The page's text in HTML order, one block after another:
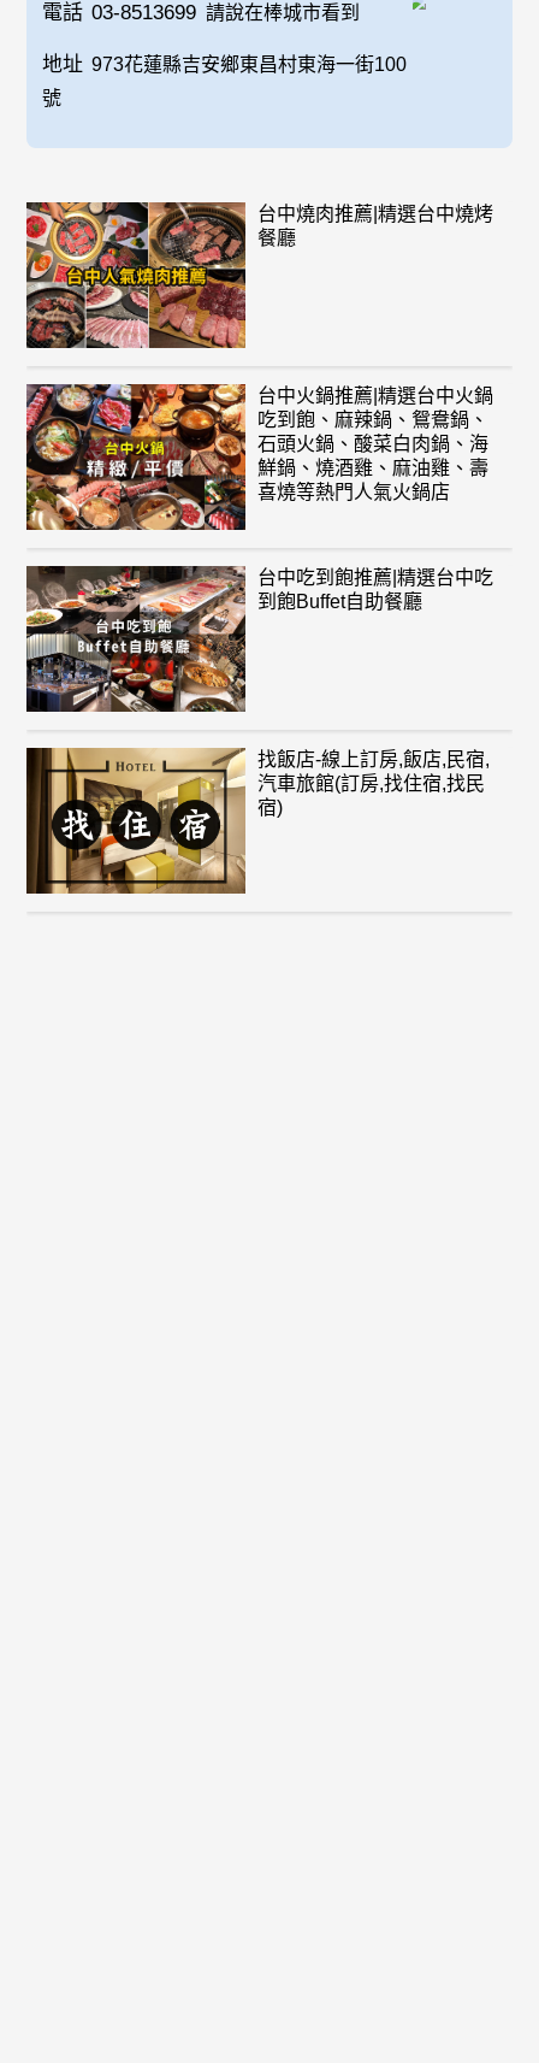
電話 03-8513699 請說在棒城市看到
地址 973花蓮縣吉安鄉東昌村東海一街100
號
台中燒肉推薦|精選台中燒烤
餐廳
台中火鍋推薦|精選台中火鍋
吃到飽、麻辣鍋、鴛鴦鍋、
石頭火鍋、酸菜白肉鍋、海
鮮鍋、燒酒雞、麻油雞、壽
喜燒等熱門人氣火鍋店
台中吃到飽推薦|精選台中吃
到飽Buffet自助餐廳
找飯店-線上訂房,飯店,民宿,
汽車旅館(訂房,找住宿,找民
宿)